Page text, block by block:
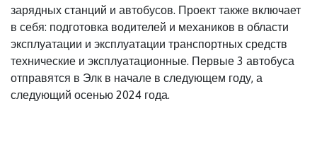
зарядных станций и автобусов. Проект также включает
в себя: подготовка водителей и механиков в области
эксплуатации и эксплуатации транспортных средств
технические и эксплуатационные. Первые 3 автобуса
отправятся в Элк в начале в следующем году, а
следующий осенью 2024 года.